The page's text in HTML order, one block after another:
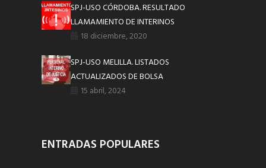
SPJ-USO CÓRDOBA. RESULTADO
LLAMAMIENTO DE INTERINOS
18 diciembre, 2020
SPJ-USO MELILLA. LISTADOS
ACTUALIZADOS DE BOLSA
15 abril, 2024
ENTRADAS POPULARES